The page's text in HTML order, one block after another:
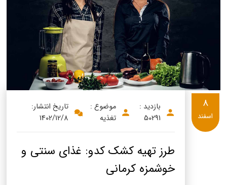
سینما دوماس
رادیو دوماس
دانستنی های سلامت
گالری تصاویر
English
Russian
Arabic
بازدید :
50291
موضوع :
تغذیه
تاریخ انتشار:
1402/12/8
طرز تهیه کشک کدو: غذای سنتی و
خوشمزه کرمانی
8
اسفند